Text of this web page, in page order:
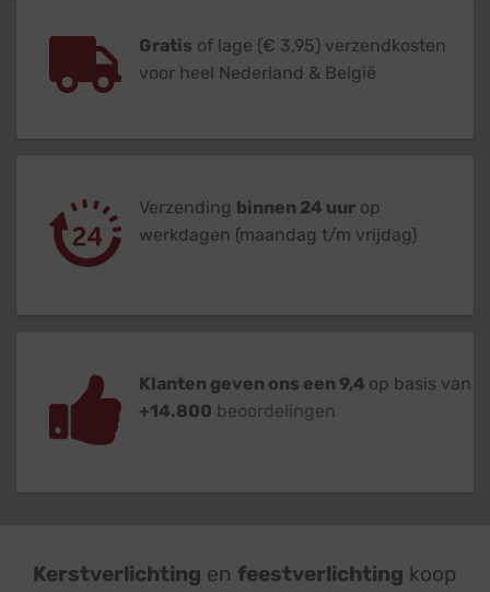
Gratis of lage (€ 3,95) verzendkosten
voor heel Nederland & België
Verzending binnen 24 uur op
werkdagen (maandag t/m vrijdag)
Klanten geven ons een 9,4 op basis van
+14.800 beoordelingen
Kerstverlichting en feestverlichting koop